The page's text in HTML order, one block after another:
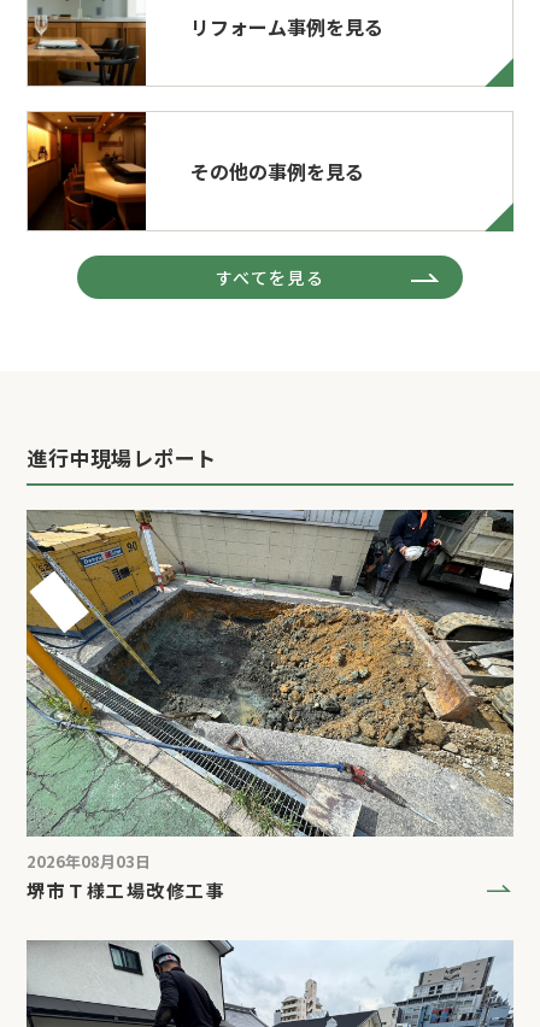
リフォーム事例を見る
その他の事例を見る
すべてを見る
進行中現場レポート
2026年08月03日
堺市Ｔ様工場改修工事